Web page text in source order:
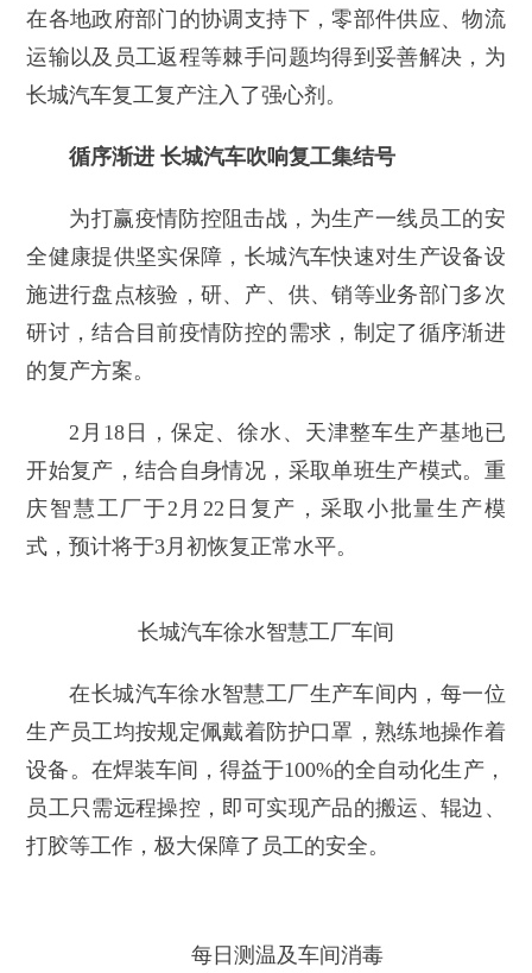
在各地政府部门的协调支持下，零部件供应、物流
运输以及员工返程等棘手问题均得到妥善解决，为
长城汽车复工复产注入了强心剂。
循序渐进 长城汽车吹响复工集结号
为打赢疫情防控阻击战，为生产一线员工的安
全健康提供坚实保障，长城汽车快速对生产设备设
施进行盘点核验，研、产、供、销等业务部门多次
研讨，结合目前疫情防控的需求，制定了循序渐进
的复产方案。
2月18日，保定、徐水、天津整车生产基地已
开始复产，结合自身情况，采取单班生产模式。重
庆智慧工厂于2月22日复产，采取小批量生产模
式，预计将于3月初恢复正常水平。
长城汽车徐水智慧工厂车间
在长城汽车徐水智慧工厂生产车间内，每一位
生产员工均按规定佩戴着防护口罩，熟练地操作着
设备。在焊装车间，得益于100%的全自动化生产，
员工只需远程操控，即可实现产品的搬运、辊边、
打胶等工作，极大保障了员工的安全。
每日测温及车间消毒